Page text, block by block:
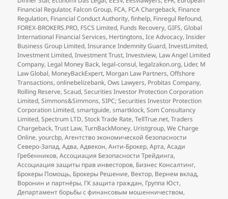
Financial Regulator, Falcon Group, FCA, FCA Chargeback, Finance
Regulation, Financial Conduct Authority,finhelp, Finregul Refound,
FOREX-BROKERS.PRO, FSCS Limited, Funds Recovery,GIFS,Global
International Financial Services, Hertingtons,Ice Advocacy,Insider
Business Group Limited,Insurance Indemnity Guard,InvestLimited,
Investment Limited,Investment Trust,Investview, Law Angel Limited
Company, Legal Money Back, legal-consul, legalzakon.org, Lider, M
Law Global, MoneyBackExpert, Morgan Law Partners,Offshore
Transactions,onlinebelizebank,Ows Lawyers, Probitas Company,
Rolling Reserve,Scaud,Securities Investor Protection Corporation
Limited,Simmons&Simmons,SIPC; Securities Investor Protection
Corporation Limited,smartguide,smartklock,Som Consultancy
Limited,Spectrum LTD,Stock Trade Rate,TellTrue.net,Traders
Chargeback,Trust Law,TurnBackMoney, Uristgroup,We Charge
Online,yourcbp,Агентство экономической безопасности
Северо-Запад,Адва,Адвекон,Анти-Брокер,Арта,Асади
Гребенников,Ассоциация Безопасности Трейдинга,
Ассоциация защиты прав инвесторов, Бизнес Консалтинг,
Брокеры Помощь, Брокеры Решение, Вектор, Вернем вклад,
Воронин и партнёры, ГК защита граждан, Группа Юст,
Департамент борьбы с финансовым мошенничеством,